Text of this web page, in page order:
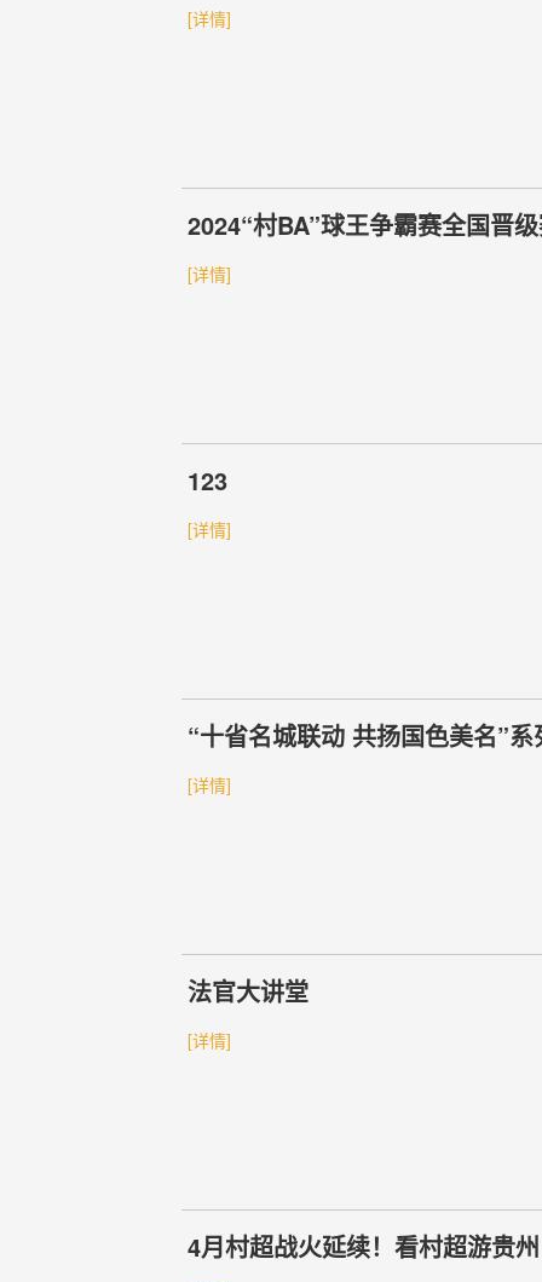
[详情]
2024“村BA”球王争霸赛全国晋
[详情]
123
[详情]
“十省名城联动 共扬国色美名”
[详情]
法官大讲堂
[详情]
4月村超战火延续！看村超游贵